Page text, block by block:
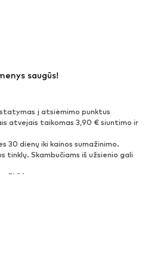
Išskirtiniai
saugūs!
į atsiėmimo punktus
atvejais taikomas 3,90 € siuntimo ir
30 dienų iki kainos sumažinimo.
tinklų. Skambučiams iš užsienio gali
PVM.